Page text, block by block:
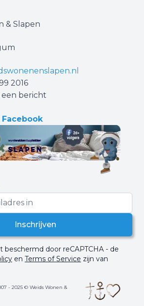
& Slapen
2016‬
bericht
Inschrijven
beschermd door reCAPTCHA - de
en Terms of Service zijn van
- 2025 © Weids Wonen &